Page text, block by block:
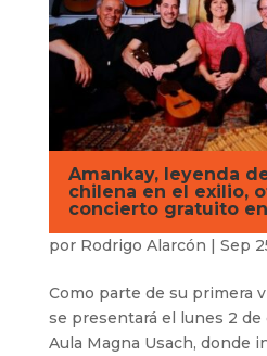
Amankay, leyenda
chilena en el exilio,
concierto gratuito
por Rodrigo Alarcón | Sep
Como parte de su primera
se presentará el lunes 2
Aula Magna Usach, donde